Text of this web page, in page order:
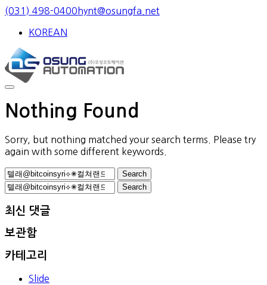
Skip
content
(031) 498-0400 hynt@osungfa.net
KOREAN
Nothing Found
Sorry, but nothing matched your search terms. Please try
again with some different keywords.
Search
for:
Search
최신 댓글
보관함
카테고리
Slide